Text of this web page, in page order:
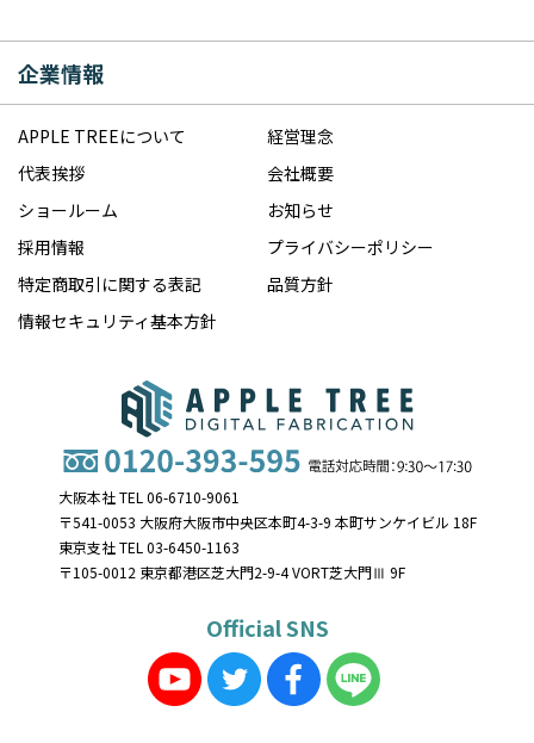
企業情報
APPLE TREEについて
経営理念
代表挨拶
会社概要
ショールーム
お知らせ
採用情報
プライバシーポリシー
特定商取引に関する表記
品質方針
情報セキュリティ基本方針
大阪本社 TEL 06-6710-9061
〒541-0053 大阪府大阪市中央区本町4-3-9 本町サンケイビル 18F
東京支社 TEL 03-6450-1163
〒105-0012 東京都港区芝大門2-9-4 VORT芝大門Ⅲ 9F
Official SNS